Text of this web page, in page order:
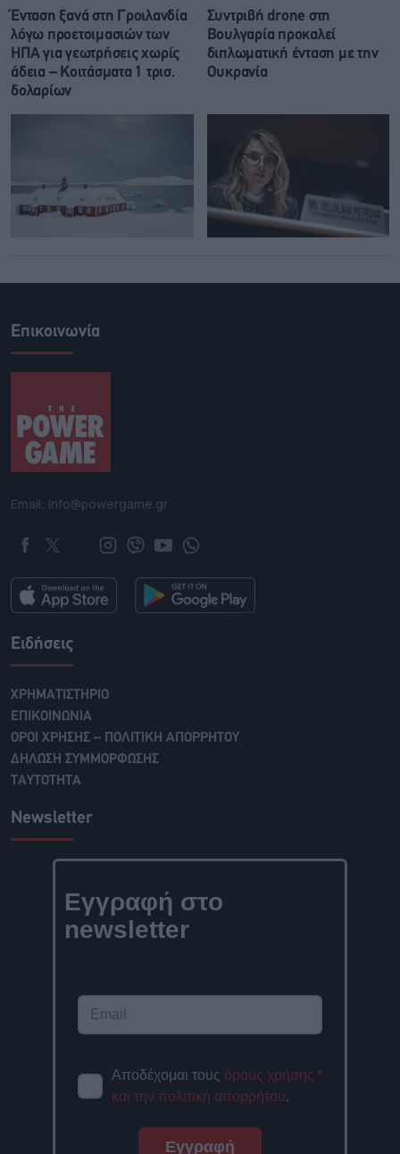
Ένταση ξανά στη Γροιλανδία
λόγω προετοιμασιών των
ΗΠΑ για γεωτρήσεις χωρίς
άδεια – Κοιτάσματα 1 τρισ.
δολαρίων
Συντριβή drone στη
Βουλγαρία προκαλεί
διπλωματική ένταση με την
Ουκρανία
Επικοινωνία
Email: info@powergame.gr
Ειδήσεις
ΧΡΗΜΑΤΙΣΤΗΡΙΟ
ΕΠΙΚΟΙΝΩΝΙΑ
ΟΡΟΙ ΧΡΗΣΗΣ – ΠΟΛΙΤΙΚΗ ΑΠΟΡΡΗΤΟΥ
ΔΗΛΩΣΗ ΣΥΜΜΟΡΦΩΣΗΣ
ΤΑΥΤΟΤΗΤΑ
Newsletter
Εγγραφή στο
newsletter
Αποδέχομαι τους όρους χρήσης
και την πολιτική απορρήτου.
*
Εγγραφή